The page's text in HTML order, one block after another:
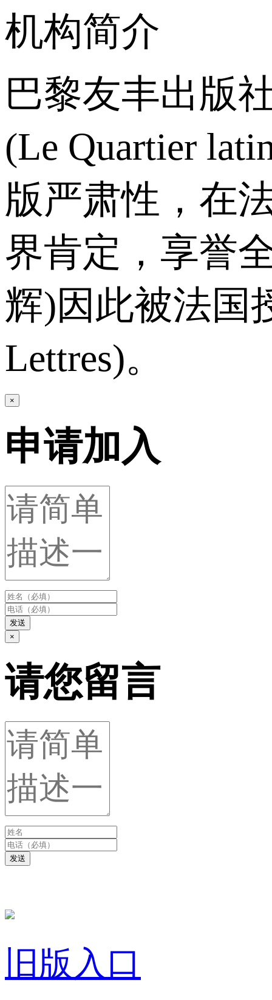
机构简介
巴黎友丰出版
(Le Quartier
版严肃性，在
界肯定，享誉
辉)因此被法国
Lettres)。
×
申请加入
发送
×
请您留言
发送
旧版入口